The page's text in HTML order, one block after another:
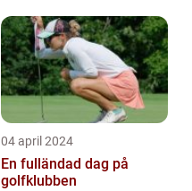
04 april 2024
En fulländad dag på
golfklubben